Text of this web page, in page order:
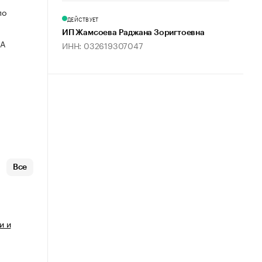
Все
и
ДЕЙСТВУЕТ
ИП Жамсоева Раджана Зоригтоевна
ИНН: 032619307047